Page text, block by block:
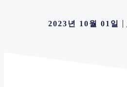
2023년 10월 01일